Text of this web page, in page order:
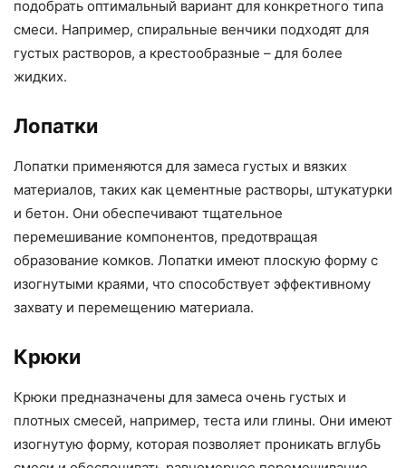
подобрать оптимальный вариант для конкретного типа
смеси. Например, спиральные венчики подходят для
густых растворов, а крестообразные – для более
жидких.
Лопатки
Лопатки применяются для замеса густых и вязких
материалов, таких как цементные растворы, штукатурки
и бетон. Они обеспечивают тщательное
перемешивание компонентов, предотвращая
образование комков. Лопатки имеют плоскую форму с
изогнутыми краями, что способствует эффективному
захвату и перемещению материала.
Крюки
Крюки предназначены для замеса очень густых и
плотных смесей, например, теста или глины. Они имеют
изогнутую форму, которая позволяет проникать вглубь